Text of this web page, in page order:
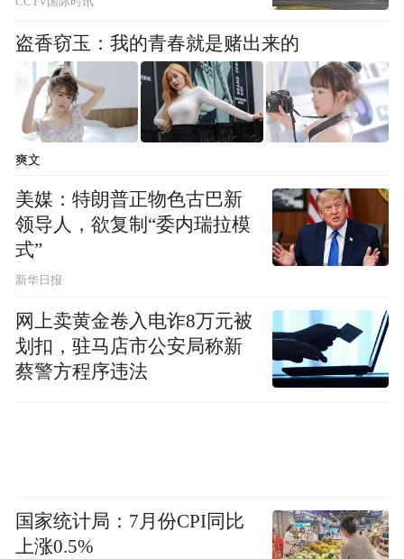
盗香窃玉：我的青春就是赌出来的
爽文
美媒：特朗普正物色古巴新
领导人，欲复制“委内瑞拉模
式”
新华日报
网上卖黄金卷入电诈8万元被
划扣，驻马店市公安局称新
蔡警方程序违法
国家统计局：7月份CPI同比
上涨0.5%